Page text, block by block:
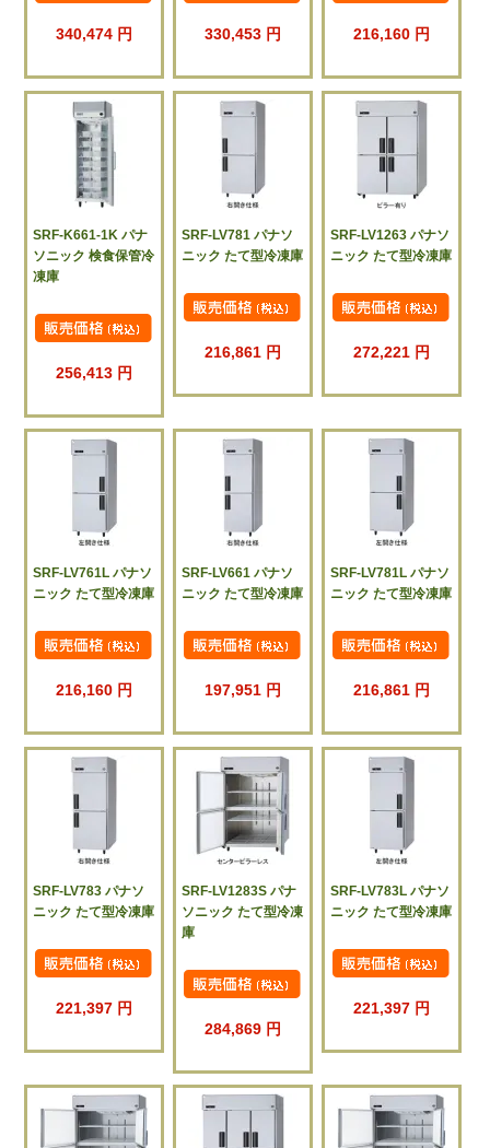
340,474 円 330,453 円 216,160 円
SRF-K661-1K パナ
ソニック 検食保管冷
凍庫
256,413 円
SRF-LV781 パナソ
ニック たて型冷凍庫
216,861 円
SRF-LV1263 パナソ
ニック たて型冷凍庫
272,221 円
SRF-LV761L パナソ
ニック たて型冷凍庫
216,160 円
SRF-LV661 パナソ
ニック たて型冷凍庫
197,951 円
SRF-LV781L パナソ
ニック たて型冷凍庫
216,861 円
SRF-LV783 パナソ
ニック たて型冷凍庫
221,397 円
SRF-LV1283S パナ
ソニック たて型冷凍
庫
284,869 円
SRF-LV783L パナソ
ニック たて型冷凍庫
221,397 円